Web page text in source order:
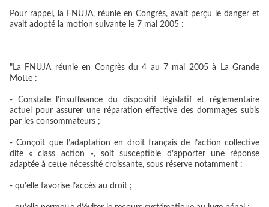
Pour rappel, la FNUJA, réunie en Congrès, avait perçu le danger et
avait adopté la motion suivante le 7 mai 2005 :
"La FNUJA réunie en Congrès du 4 au 7 mai 2005 à La Grande
Motte :
- Constate l’insuffisance du dispositif législatif et réglementaire
actuel pour assurer une réparation effective des dommages subis
par les consommateurs ;
- Conçoit que l’adaptation en droit français de l’action collective
dite « class action », soit susceptible d’apporter une réponse
adaptée à cette nécessité croissante, sous réserve notamment :
- qu’elle favorise l’accès au droit ;